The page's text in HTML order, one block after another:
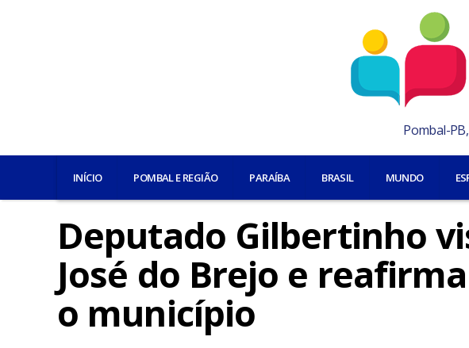
Pombal-
INÍCIO POMBAL E REGIÃO PARAÍBA BRASIL MUNDO
Deputado Gilbertinho
José do Brejo e
o município